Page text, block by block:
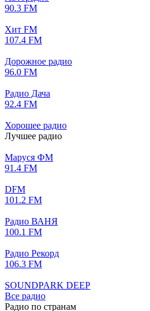
90.3 FM
Хит FM
107.4 FM
Дорожное радио
96.0 FM
Радио Дача
92.4 FM
Хорошее радио
Лучшее радио
Маруся ФМ
91.4 FM
DFM
101.2 FM
Радио ВАНЯ
100.1 FM
Радио Рекорд
106.3 FM
SOUNDPARK DEEP
Все радио
Радио по странам